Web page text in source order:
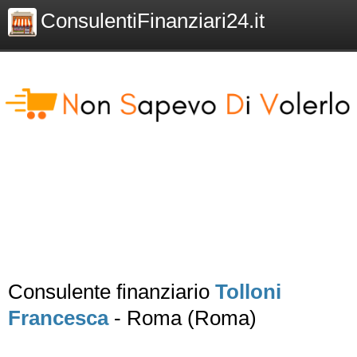
ConsulentiFinanziari24.it
Consulente finanziario Tolloni
Francesca- Roma (Roma)